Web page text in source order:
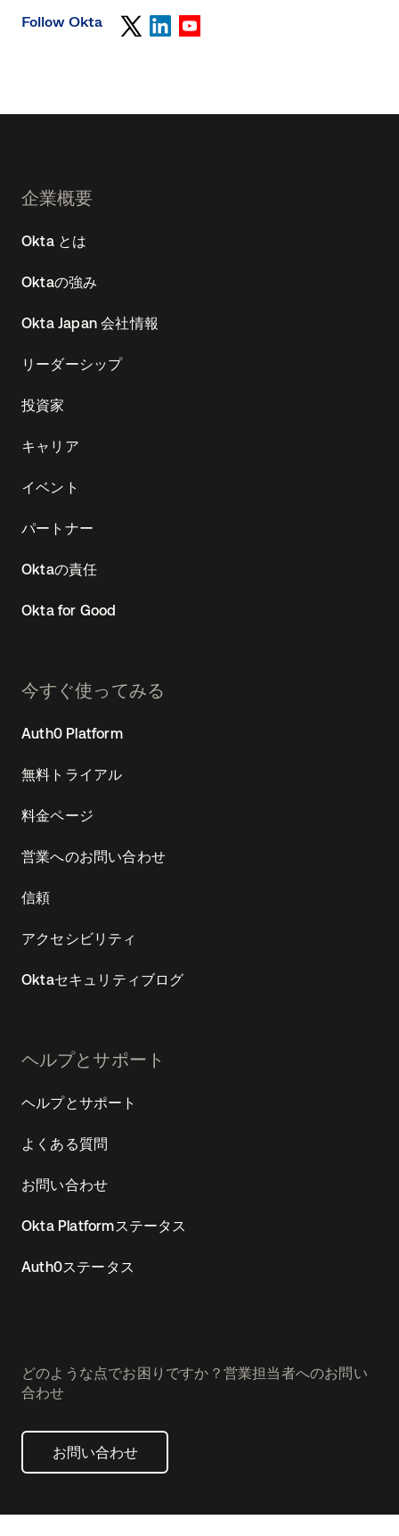
Follow Okta
どのような点でお困りですか？営業担当者へのお問い
合わせ
お問い合わせ
Footer
(JA)
企業概要
Okta とは
Oktaの強み
Okta Japan 会社情報
リーダーシップ
投資家
キャリア
イベント
パートナー
Oktaの責任
Okta for Good
今すぐ使ってみる
Auth0 Platform
無料トライアル
料金ページ
営業へのお問い合わせ
信頼
アクセシビリティ
Oktaセキュリティブログ
ヘルプとサポート
ヘルプとサポート
よくある質問
お問い合わせ
Okta Platformステータス
Auth0ステータス